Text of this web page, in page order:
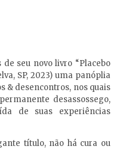
seu novo livro “Placebo
SP, 2023) uma panóplia
& desencontros, nos quais
desassossego,
de suas experiências
título, não há cura ou